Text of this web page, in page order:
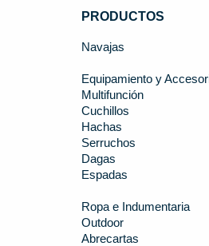
PRODUCTOS
Navajas
Equipamiento y
Multifunción
Cuchillos
Hachas
Serruchos
Dagas
Espadas
Ropa e Indumentaria
Outdoor
Abrecartas